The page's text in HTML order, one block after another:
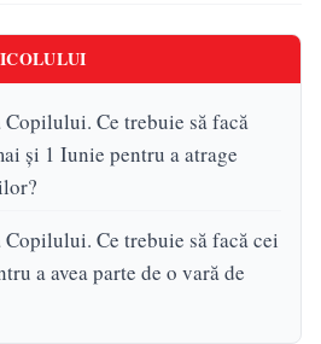
Ce trebuie să facă
și 1 Iunie pentru a atrage
Ce trebuie să facă cei
a avea parte de o vară de